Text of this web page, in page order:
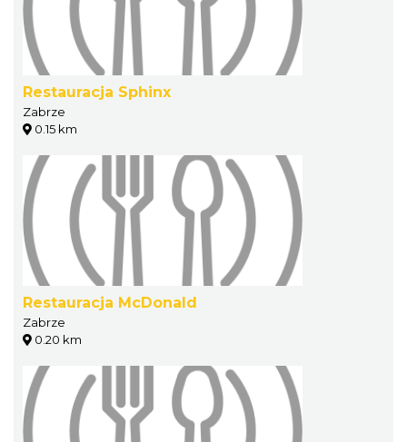
Restauracja Sphinx
Zabrze
0.15 km
Restauracja McDonald
Zabrze
0.20 km